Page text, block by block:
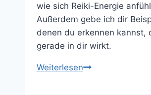
wie sich Reiki-Energie
Außerdem gebe ich dir
denen du erkennen kannst,
gerade in dir wirkt.
WeiterlesenWie